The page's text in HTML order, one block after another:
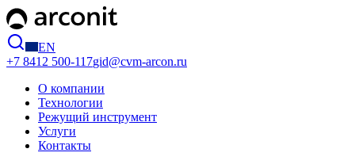
EN
+7 8412 500-117gid@cvm-arcon.ru
О компании
Технологии
Режущий инструмент
Услуги
Контакты